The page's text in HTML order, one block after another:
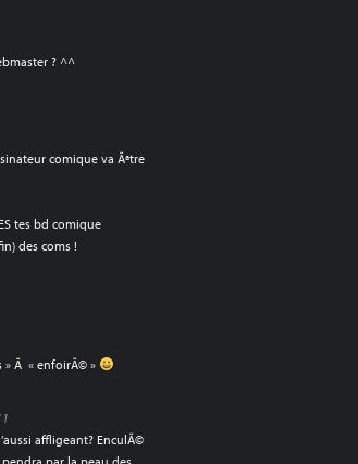
? ^^
comique va Ãªtre
tes bd comique
des coms !
» Ã « enfoirÃ© »
affligeant? EnculÃ©